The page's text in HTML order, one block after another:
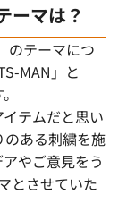
ーマは？
のテーマにつ
MAN」と
イテムだと思い
のある刺繍を施
やご意見をう
とさせていた